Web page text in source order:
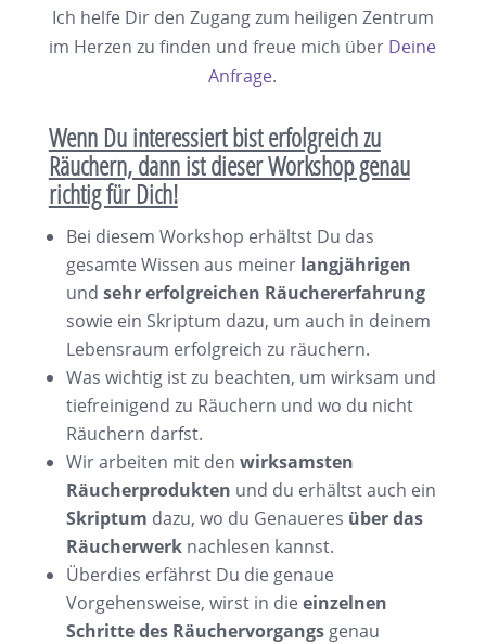
Ich helfe Dir den Zugang zum heiligen Zentrum
im Herzen zu finden und freue mich über Deine
Anfrage.
Wenn Du interessiert bist erfolgreich zu
Räuchern, dann ist dieser Workshop genau
richtig für Dich!
Bei diesem Workshop erhältst Du das
gesamte Wissen aus meiner langjährigen
und sehr erfolgreichen Räuchererfahrung
sowie ein Skriptum dazu, um auch in deinem
Lebensraum erfolgreich zu räuchern.
Was wichtig ist zu beachten, um wirksam und
tiefreinigend zu Räuchern und wo du nicht
Räuchern darfst.
Wir arbeiten mit den wirksamsten
Räucherprodukten und du erhältst auch ein
Skriptum dazu, wo du Genaueres über das
Räucherwerknachlesen kannst.
Überdies erfährst Du die genaue
Vorgehensweise, wirst in die einzelnen
Schritte des Räuchervorgangsgenau